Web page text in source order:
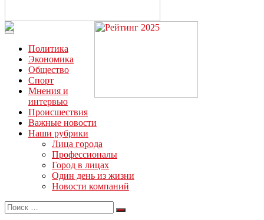
Читайте последние новости дня в Тульской области на сайте
“ЗаНовомосковск”
Политика
Экономика
Общество
Спорт
Мнения и
интервью
Происшествия
Важные новости
Наши рубрики
Лица города
Профессионалы
Город в лицах
Один день из жизни
Новости компаний